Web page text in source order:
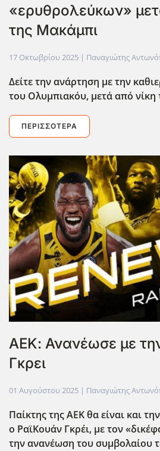
«ερυθρολεύκων»
της Μακάμπι
17 Οκτωβρίου 2025 | Παναγιώτης
Δείτε την ανάρτηση με την
του Ολυμπιακόυ, μετά από νίκη
ΠΕΡΙΣΣΌΤΕΡΑ
ΑΕΚ: Ανανέωσε με
Γκρει
01 Αυγούστου 2025 | Παναγιώτης
Παίκτης της ΑΕΚ θα είναι και
ο ΡαϊΚουάν Γκρέι, με τον
την ανανέωση του συμβολαίου